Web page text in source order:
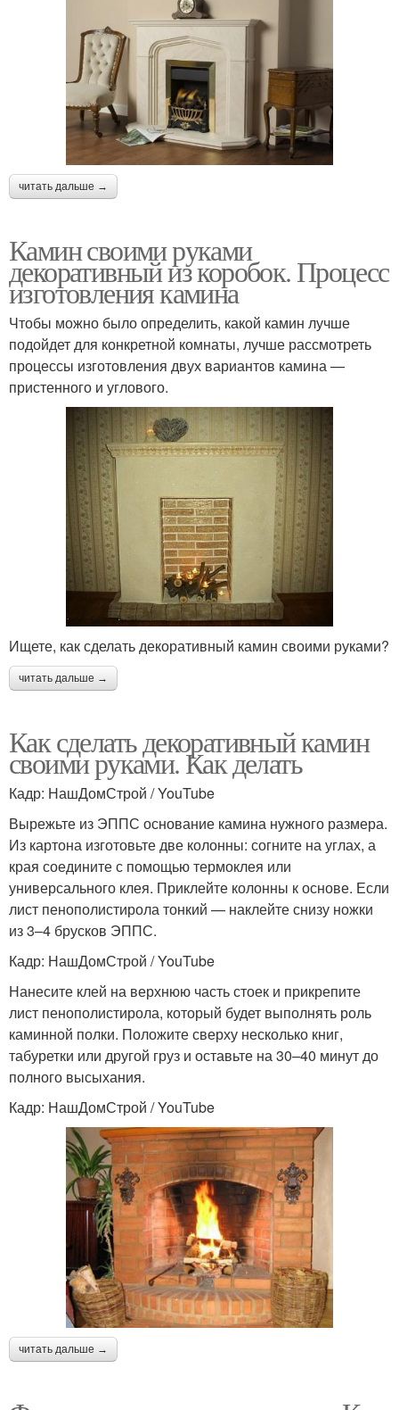
читать дальше →
Камин своими руками
декоративный из коробок. Процесс
изготовления камина
Чтобы можно было определить, какой камин лучше
подойдет для конкретной комнаты, лучше рассмотреть
процессы изготовления двух вариантов камина —
пристенного и углового.
Ищете, как сделать декоративный камин своими руками?
читать дальше →
Как сделать декоративный камин
своими руками. Как делать
Кадр: НашДомСтрой / YouTube
Вырежьте из ЭППС основание камина нужного размера.
Из картона изготовьте две колонны: согните на углах, а
края соедините с помощью термоклея или
универсального клея. Приклейте колонны к основе. Если
лист пенополистирола тонкий — наклейте снизу ножки
из 3–4 брусков ЭППС.
Кадр: НашДомСтрой / YouTube
Нанесите клей на верхнюю часть стоек и прикрепите
лист пенополистирола, который будет выполнять роль
каминной полки. Положите сверху несколько книг,
табуретки или другой груз и оставьте на 30–40 минут до
полного высыхания.
Кадр: НашДомСтрой / YouTube
читать дальше →